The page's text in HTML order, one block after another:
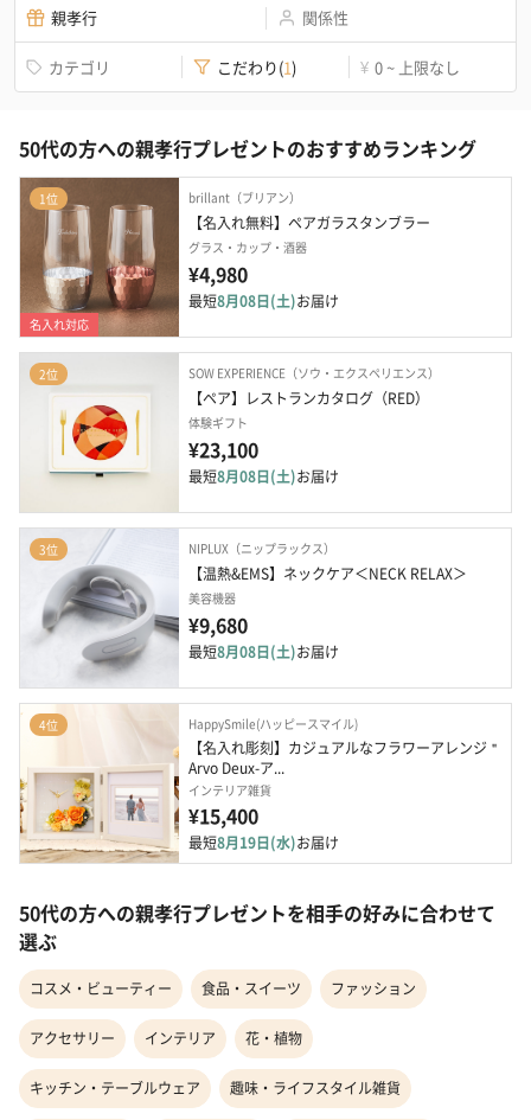
親孝行 関係性
カテゴリ こだわり(1) ¥ 0 ~ 上限なし
50代の方への親孝行プレゼントのおすすめランキング
1位
名入れ対応
brillant（ブリアン）
【名入れ無料】ペアガラスタンブラー
グラス・カップ・酒器
¥4,980
最短8月08日(土)お届け
2位 SOW EXPERIENCE（ソウ・エクスペリエンス）
【ペア】レストランカタログ（RED）
体験ギフト
¥23,100
最短8月08日(土)お届け
3位 NIPLUX（ニップラックス）
【温熱&EMS】ネックケア＜NECK RELAX＞
美容機器
¥9,680
最短8月08日(土)お届け
4位 HappySmile(ハッピースマイル)
【名入れ彫刻】カジュアルなフラワーアレンジ＂
Arvo Deux-ア...
インテリア雑貨
¥15,400
最短8月19日(水)お届け
50代の方への親孝行プレゼントを相手の好みに合わせて
選ぶ
コスメ・ビューティー 食品・スイーツ ファッション
アクセサリー インテリア 花・植物
キッチン・テーブルウェア 趣味・ライフスタイル雑貨